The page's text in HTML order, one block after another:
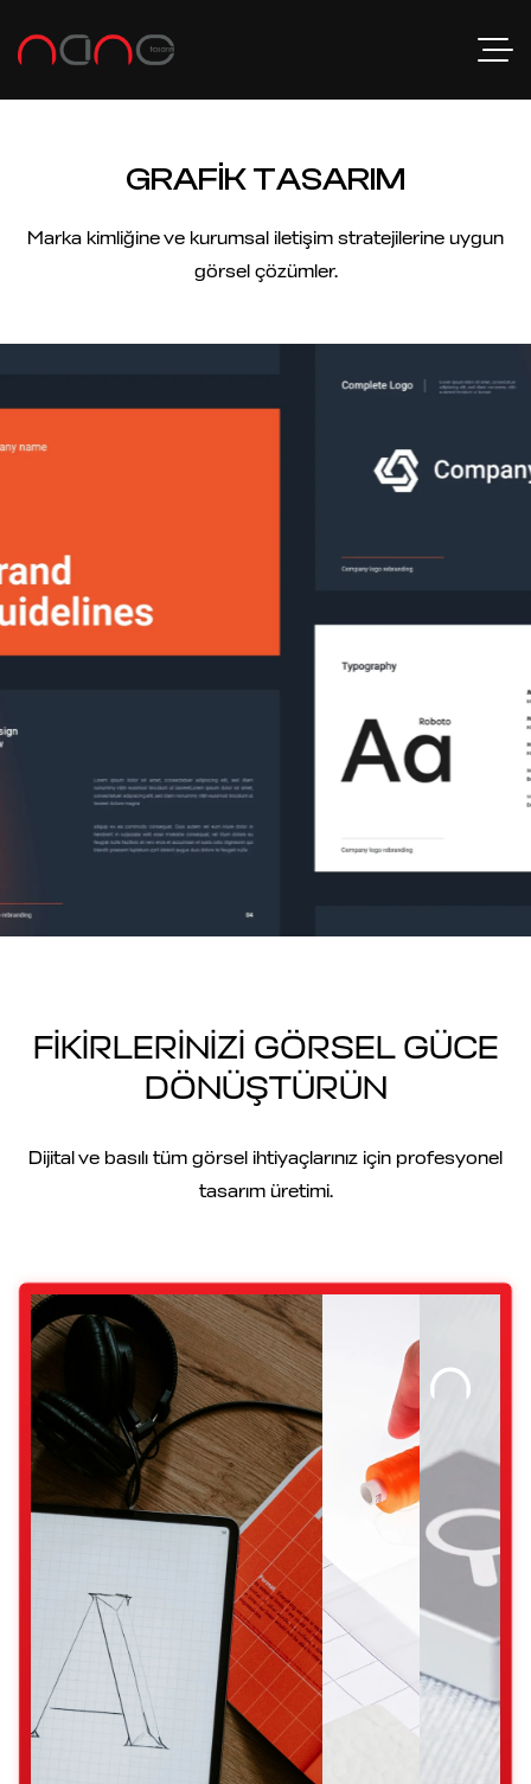
GRAFIK TASARIM
Marka kimliğine ve kurumsal iletişim stratejilerine uygun
görsel çözümler.
FIKIRLERINIZI GÖRSEL GÜCE
DÖNÜŞTÜRÜN
Dijital ve basılı tüm görsel ihtiyaçlarınız için profesyonel
tasarım üretimi.